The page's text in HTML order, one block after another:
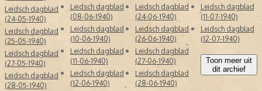
Leidsch dagblad
(24-05-1940)
Leidsch dagblad
(25-05-1940)
Leidsch dagblad
(27-05-1940)
Leidsch dagblad
(28-05-1940)
Leidsch dagblad
(08-06-1940)
Leidsch dagblad
(10-06-1940)
Leidsch dagblad
(11-06-1940)
Leidsch dagblad
(12-06-1940)
Leidsch dagblad
(24-06-1940)
Leidsch dagblad
(26-06-1940)
Leidsch dagblad
(27-06-1940)
Leidsch dagblad
(28-06-1940)
Leidsch dagblad
(11-07-1940)
Leidsch dagblad
(12-07-1940)
Toon meer uit
dit archief